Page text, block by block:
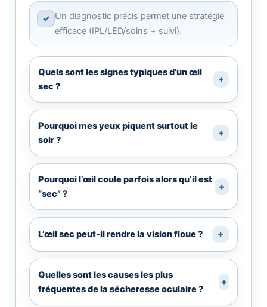
✓ Un diagnostic précis permet une stratégie
efficace (IPL/LED/soins + suivi).
Quels sont les signes typiques d’un œil
sec ?
+
Pourquoi mes yeux piquent surtout le
soir ?
+
Pourquoi l’œil coule parfois alors qu’il est
“sec” ?
+
L’œil sec peut-il rendre la vision floue ? +
Quelles sont les causes les plus
fréquentes de la sécheresse oculaire ?
+